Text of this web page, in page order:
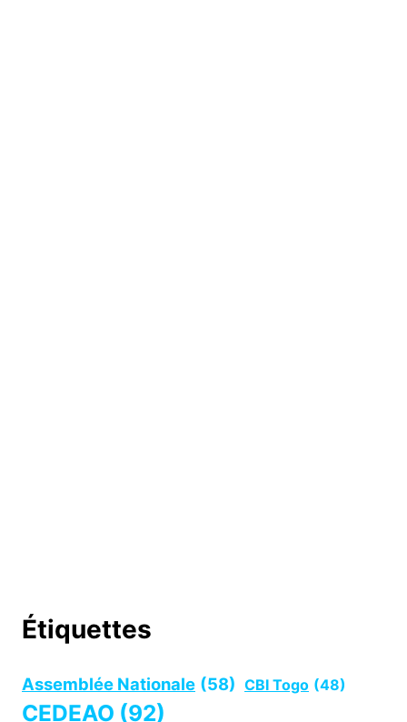
Étiquettes
Assemblée Nationale (58) CBI Togo (48)
CEDEAO (92)